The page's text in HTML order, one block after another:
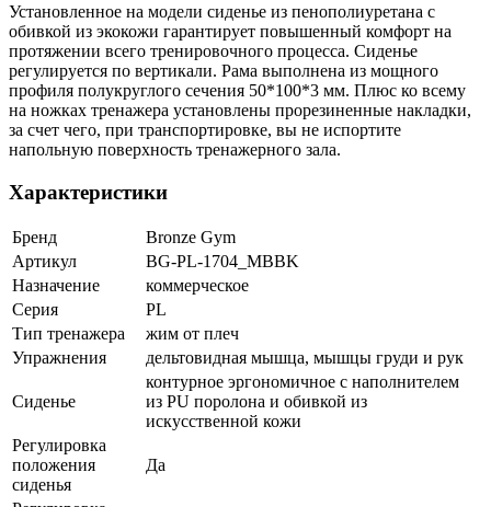
Установленное на модели сиденье из пенополиуретана с
обивкой из экокожи гарантирует повышенный комфорт на
протяжении всего тренировочного процесса. Сиденье
регулируется по вертикали. Рама выполнена из мощного
профиля полукруглого сечения 50*100*3 мм. Плюс ко всему
на ножках тренажера установлены прорезиненные накладки,
за счет чего, при транспортировке, вы не испортите
напольную поверхность тренажерного зала.
Характеристики
Бренд
Bronze Gym
Артикул
BG-PL-1704_MBBK
Назначение
коммерческое
Серия
PL
Тип тренажера
жим от плеч
Упражнения
дельтовидная мышца, мышцы груди и рук
Сиденье
контурное эргономичное с наполнителем
из PU поролона и обивкой из
искусственной кожи
Регулировка
положения
сиденья
Да